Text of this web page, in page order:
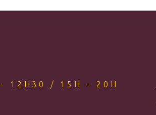
- 12H30 / 15H - 20H